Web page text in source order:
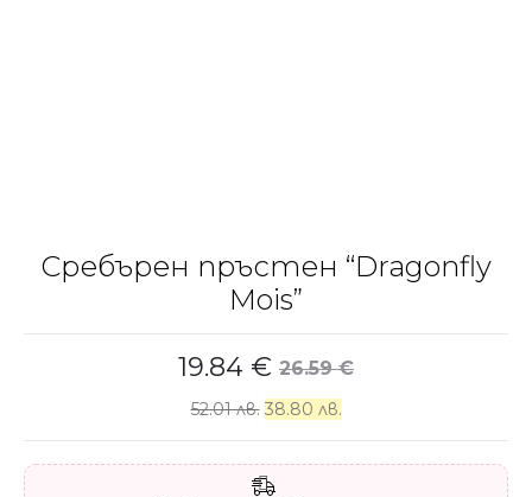
Сребърен пръстен “Dragonfly
Mois”
26.59€
19.84 €
52.01 лв. 38.80 лв.